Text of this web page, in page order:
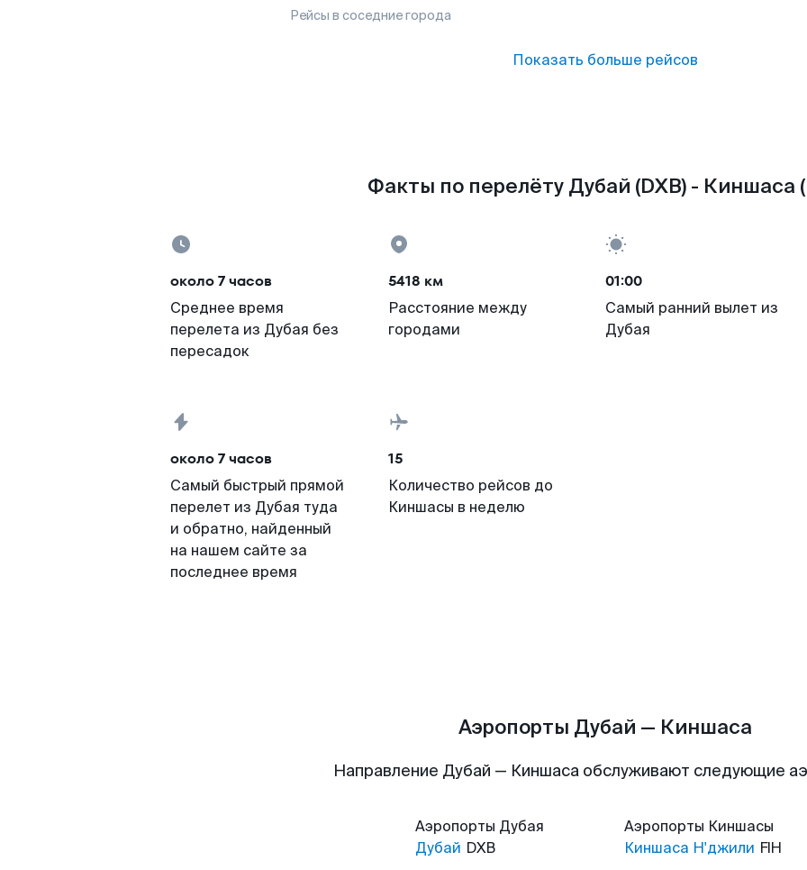
Рейсы в соседние города
Показать больше рейсов
Факты по перелёту Дубай (DXB) - Киншаса
около 7 часов
Среднее время
перелета из Дубая без
пересадок
5418 км
Расстояние между
городами
01:00
Самый ранний вылет из
Дубая
около 7 часов
Самый быстрый прямой
перелет из Дубая туда
и обратно, найденный
на нашем сайте за
последнее время
15
Количество рейсов до
Киншасы в неделю
Аэропорты Дубай — Киншаса
Направление Дубай — Киншаса обслуживают следующие
Аэропорты Дубая
Дубай DXB
Аэропорты Киншасы
Киншаса Н'джили FIH